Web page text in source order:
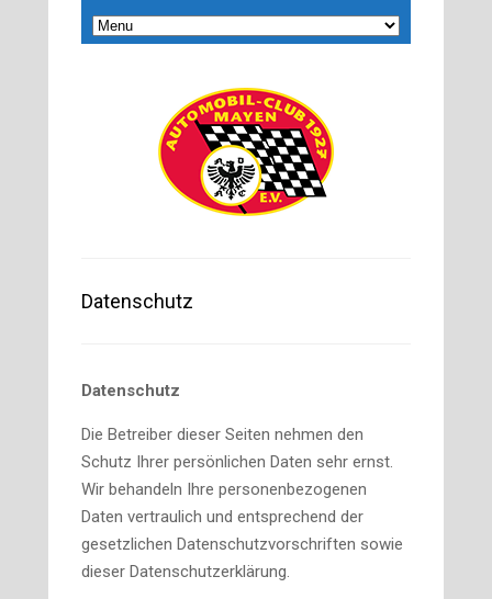
Datenschutz
Datenschutz
Die Betreiber dieser Seiten nehmen den
Schutz Ihrer persönlichen Daten sehr ernst.
Wir behandeln Ihre personenbezogenen
Daten vertraulich und entsprechend der
gesetzlichen Datenschutzvorschriften sowie
dieser Datenschutzerklärung.